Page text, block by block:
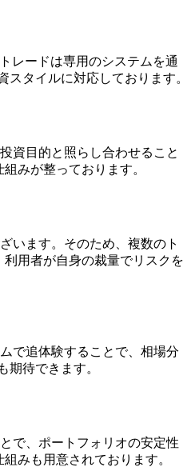
レードは専用のシステムを通
タイルに対応しております。
資目的と照らし合わせること
みが整っております。
います。そのため、複数のト
用者が自身の裁量でリスクを
で追体験することで、相場分
待できます。
で、ポートフォリオの安定性
みも用意されております。